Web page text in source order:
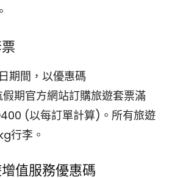
期間，以優惠碼
假期官方網站訂購旅遊套票滿
(以每訂單計算)。所有旅遊
行李。
值服務優惠碼